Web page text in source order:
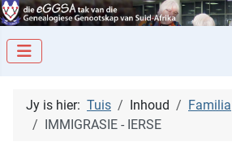
Jy is hier: Tuis Inhoud
Familia
IMMIGRASIE - IERSE